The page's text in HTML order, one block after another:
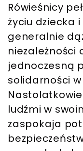
Rówieśnicy
życiu dziecka
generalnie
niezależności
jednoczesną
solidarności
ludźmi w
zaspokaja